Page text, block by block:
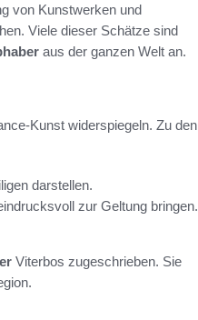
von Kunstwerken und
Viele dieser Schätze sind
aus der ganzen Welt an.
Kunst widerspiegeln. Zu den
darstellen.
zur Geltung bringen.
Viterbos zugeschrieben. Sie